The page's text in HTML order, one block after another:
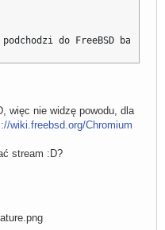
do FreeBSD
więc nie widzę powodu, dla
wiki.freebsd.org/Chromium
stream :D?